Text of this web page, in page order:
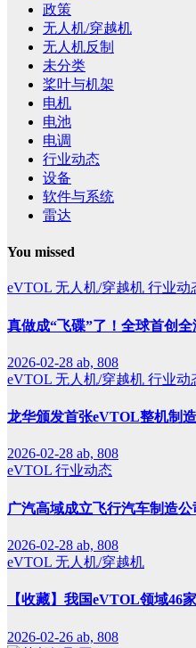
政策
无人机/穿越机
无人机反制
未分类
桨叶与机架
电机
电池
电调
行业动态
设备
软件与系统
雷达
You missed
eVTOL 无人机/穿越机 行业动
真做成“飞碟”了！全球首创
2026-02-28 ab, 808
eVTOL 无人机/穿越机 行业动
龙华颁发首张eVTOL整机制
2026-02-28 ab, 808
eVTOL 行业动态
广汽高域成立飞行汽车制造公
2026-02-28 ab, 808
eVTOL 无人机/穿越机
【收藏】我国eVTOL领域46
2026-02-26 ab, 808